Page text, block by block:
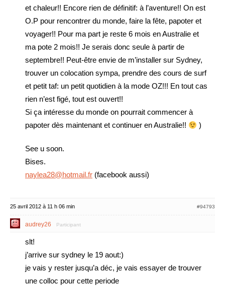
et chaleur!! Encore rien de définitif: à l’aventure!! On est
O.P pour rencontrer du monde, faire la fête, papoter et
voyager!! Pour ma part je reste 6 mois en Australie et
ma pote 2 mois!! Je serais donc seule à partir de
septembre!! Peut-être envie de m’installer sur Sydney,
trouver un colocation sympa, prendre des cours de surf
et petit taf: un petit quotidien à la mode OZ!!! En tout cas
rien n’est figé, tout est ouvert!!
Si ça intéresse du monde on pourrait commencer à
papoter dès maintenant et continuer en Australie!!
)
See u soon.
Bises.
naylea28@hotmail.fr (facebook aussi)
25 avril 2012 à 11 h 06 min #94793
audrey26 Participant
slt!
j’arrive sur sydney le 19 aout:)
je vais y rester jusqu’a déc, je vais essayer de trouver
une colloc pour cette periode